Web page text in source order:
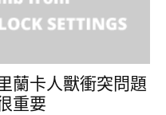
蘭卡人獸衝突問題
重要